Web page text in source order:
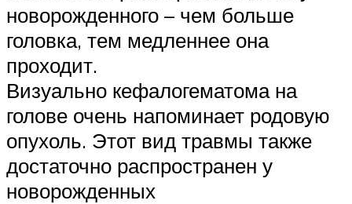
новорожденного – чем больше
головка, тем медленнее она
проходит.
Визуально кефалогематома на
голове очень напоминает родовую
опухоль. Этот вид травмы также
достаточно распространен у
новорожденных